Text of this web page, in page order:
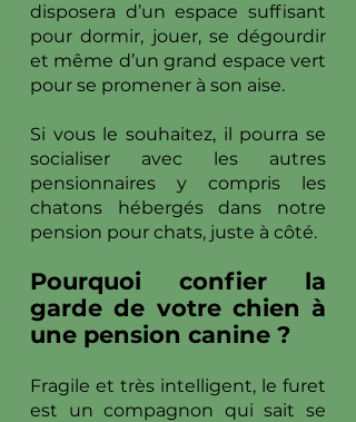
disposera d’un espace suffisant
pour dormir, jouer, se dégourdir
et même d’un grand espace vert
pour se promener à son aise.
Si vous le souhaitez, il pourra se
socialiser avec les autres
pensionnaires y compris les
chatons hébergés dans notre
pension pour chats, juste à côté.
Pourquoi confier la
garde de votre chien à
une pension canine ?
Fragile et très intelligent, le furet
est un compagnon qui sait se